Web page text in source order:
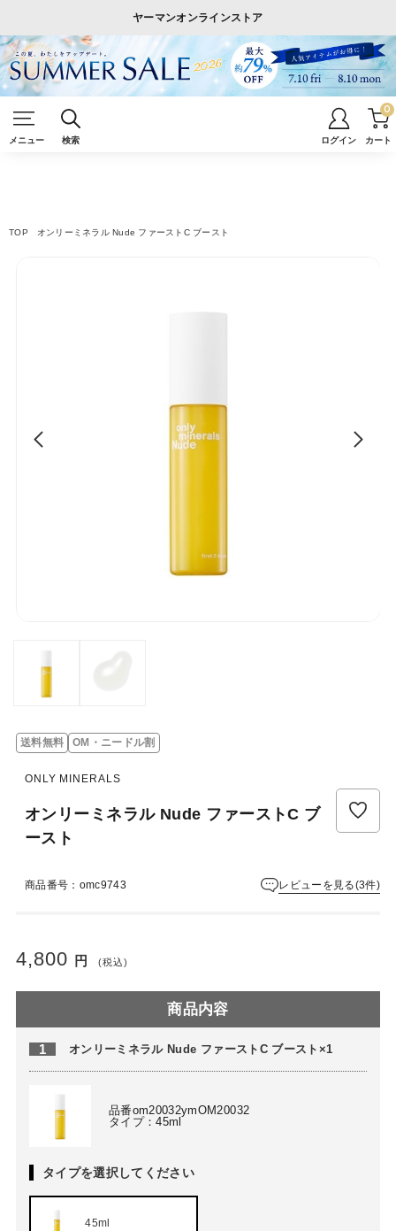
ヤーマンオンラインストア
メニュー 検索 ログイン カート
0
TOP オンリーミネラル Nude ファーストC ブースト
送料無料 OM・ニードル割
ONLY MINERALS
オンリーミネラル Nude ファーストC ブ
ースト
商品番号：omc9743 レビューを見る(3件)
4,800 円 (税込)
商品内容
1 オンリーミネラル Nude ファーストC ブースト×1
品番om20032ymOM20032
タイプ：45ml
タイプを選択してください
45ml